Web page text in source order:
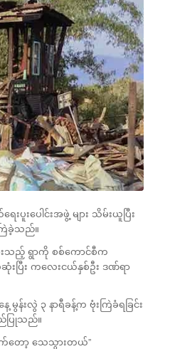
ပူးပေါင်းအဖွဲ့ များ သိမ်းယူပြီး
ြဲခဲ့သည်။
ေးသည့် ရွာကို စစ်ကောင်စီက
းပြီး ကလေးငယ်နှစ်ဦး ဒဏ်ရာ
န်းလွဲ ၃ နာရီခန့်က ဗုံးကြဲခံရခြင်း
ပြုသည်။
တော့ သေသွားတယ်”